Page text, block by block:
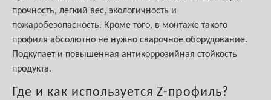
прочность, легкий вес, экологичность и
пожаробезопасность. Кроме того, в монтаже такого
профиля абсолютно не нужно сварочное оборудование.
Подкупает и повышенная антикоррозийная стойкость
продукта.
Где и как используется Z-профиль?